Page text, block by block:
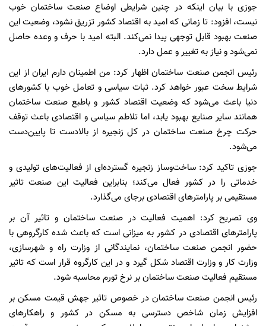
جوزی با بیان اینکه در چنین شرایطی اوضاع صنعت ساختمان خوب
نیست، افزود: تا زمانی که امید به اقتصاد کشور تزریق نشود، وضعیت این
صنعت بهبود قابل توجهی پیدا نمی‌کند. البته امید با حرف و وعده حاصل
نمی‌شود و نیاز به تغییر و عمل دارد.
رئیس انجمن صنعت ساختمان اظهار کرد: من اطمینان دارم ایران از این
شرایط سخت عبور خواهد کرد. ثبات سیاسی و تعامل خوب با کشورهای
دنیا باعث می‌شود که وضعیت اقتصاد کشور و باطبع صنعت ساختمان
همانند سایر صنایع بهبود یابد، اما تلاطم سیاسی و اقتصادی باعث توقف
حرکت چرخ صنعت ساختمان در کل زنجیره از بالادست تا پایین‌دست
می‌شود.
جوزی تاکید کرد: ساخت‌وساز زنجیره گسترده‌ای از فعالیت‌های تولیدی و
خدماتی را در کشور فعال می‌کند؛ بنابراین فعالیت این صنعت تاثیر
مستقیمی بر پارامترهای اقتصادی برجای می‌گذارد.
وی تصریح کرد: اهمیت فعالیت در صنعت ساختمان و تاثیر آن بر
پارامترهای اقتصادی در کشور به میزانی است که باعث شده کارگروهی با
حضور انجمن صنعت ساختمان، نمایندگانی از وزارت راه و شهرسازی،
وزارت کار و وزارت اقتصاد شکل گیرد و در این کارگروه قرار است که تاثیر
مستقیم فعالیت صنعت ساختمان بر نرخ تورم محاسبه شود.
رئیس انجمن صنعت ساختمان در خصوص تاثیر جهش قیمت‌ مسکن بر
افزایش زمان شاخص دسترسی به مسکن در کشور و راهکارهای